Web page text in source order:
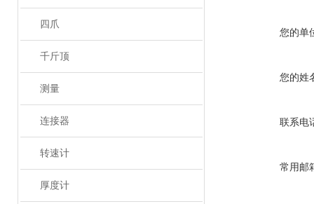
四爪
千斤顶
测量
连接器
转速计
厚度计
您的单
您的姓
联系电
常用邮